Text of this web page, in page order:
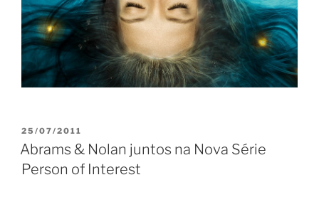
PUBLICADO
EM
25/07/2011
Abrams & Nolan juntos na Nova Série
Person of Interest